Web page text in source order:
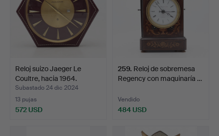
Reloj suizo Jaeger Le
Coultre, hacia 1964.
Subastado 24 dic 2024
13 pujas
572 USD
259. Reloj de sobremesa
Regency con maquinaría …
Vendido
484 USD